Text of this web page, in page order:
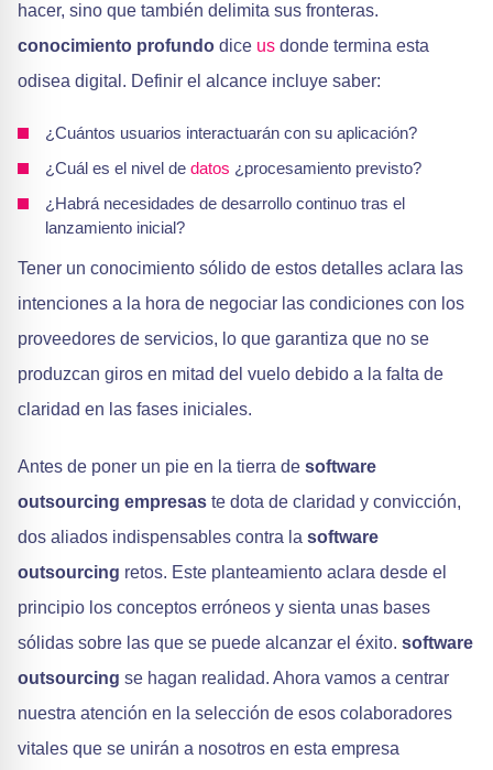
hacer, sino que también delimita sus fronteras.
conocimiento profundo dice us donde termina esta
odisea digital. Definir el alcance incluye saber:
¿Cuántos usuarios interactuarán con su aplicación?
¿Cuál es el nivel de datos ¿procesamiento previsto?
¿Habrá necesidades de desarrollo continuo tras el
lanzamiento inicial?
Tener un conocimiento sólido de estos detalles aclara las
intenciones a la hora de negociar las condiciones con los
proveedores de servicios, lo que garantiza que no se
produzcan giros en mitad del vuelo debido a la falta de
claridad en las fases iniciales.
Antes de poner un pie en la tierra de software
outsourcing empresas te dota de claridad y convicción,
dos aliados indispensables contra la software
outsourcing retos. Este planteamiento aclara desde el
principio los conceptos erróneos y sienta unas bases
sólidas sobre las que se puede alcanzar el éxito. software
outsourcing se hagan realidad. Ahora vamos a centrar
nuestra atención en la selección de esos colaboradores
vitales que se unirán a nosotros en esta empresa